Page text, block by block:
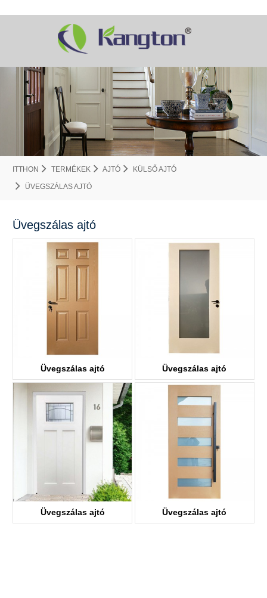
ITTHON TERMÉKEK AJTÓ KÜLSŐ AJTÓ
ÜVEGSZÁLAS AJTÓ
Üvegszálas ajtó
Üvegszálas ajtó
KDF06
Üvegszálas ajtó
Üvegszálas ajtó Üvegszálas ajtó